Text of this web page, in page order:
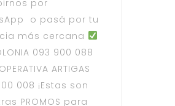
por
o pasá por tu
más cercana
093 900 088
ARTIGAS
008 ¡Estas son
PROMOS para